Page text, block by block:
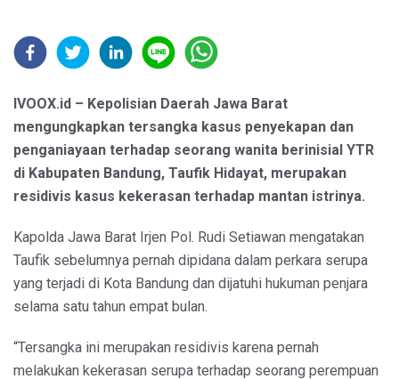
IVOOX.id – Kepolisian Daerah Jawa Barat
mengungkapkan tersangka kasus penyekapan dan
penganiayaan terhadap seorang wanita berinisial YTR
di Kabupaten Bandung, Taufik Hidayat, merupakan
residivis kasus kekerasan terhadap mantan istrinya.
Kapolda Jawa Barat Irjen Pol. Rudi Setiawan mengatakan
Taufik sebelumnya pernah dipidana dalam perkara serupa
yang terjadi di Kota Bandung dan dijatuhi hukuman penjara
selama satu tahun empat bulan.
“Tersangka ini merupakan residivis karena pernah
melakukan kekerasan serupa terhadap seorang perempuan